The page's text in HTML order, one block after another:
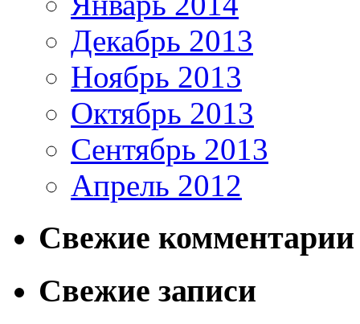
Декабрь 2013
Ноябрь 2013
Октябрь 2013
Сентябрь 2013
Апрель 2012
Свежие комментарии
Свежие записи